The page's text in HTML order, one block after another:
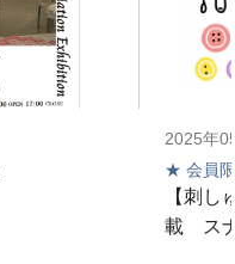
2025年
★ 会員
【刺し
載 スナ